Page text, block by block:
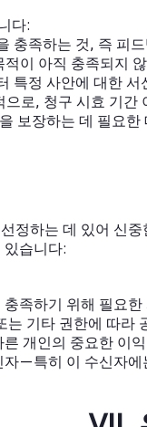
다:
충족하는 것, 즉 피
이 아직 충족되지
특정 사안에 대한
로, 청구 시효 기간
보장하는 데 필요한
정하는 데 있어 신
있습니다:
족하기 위해 필요
는 기타 권한에 따라
개인의 중요한 이
—특히 이 수신자